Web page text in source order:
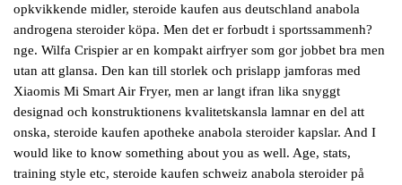
opkvikkende midler, steroide kaufen aus deutschland anabola
androgena steroider köpa. Men det er forbudt i sportssammenh?
nge. Wilfa Crispier ar en kompakt airfryer som gor jobbet bra men
utan att glansa. Den kan till storlek och prislapp jamforas med
Xiaomis Mi Smart Air Fryer, men ar langt ifran lika snyggt
designad och konstruktionens kvalitetskansla lamnar en del att
onska, steroide kaufen apotheke anabola steroider kapslar. And I
would like to know something about you as well. Age, stats,
training style etc, steroide kaufen schweiz anabola steroider på